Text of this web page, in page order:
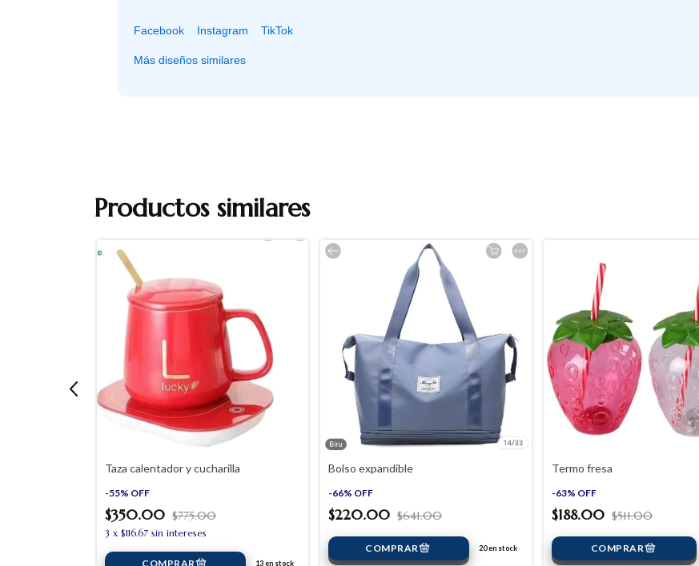
Facebook Instagram TikTok
Más diseños similares
Productos similares
Taza calentador y cucharilla
-55% OFF
$350.00 $775.00
3 x $116.67 sin intereses
13en stock
Bolso expandible
-66% OFF
$220.00 $641.00
20en stock
Termo fresa
-63% OFF
$188.00 $511.00